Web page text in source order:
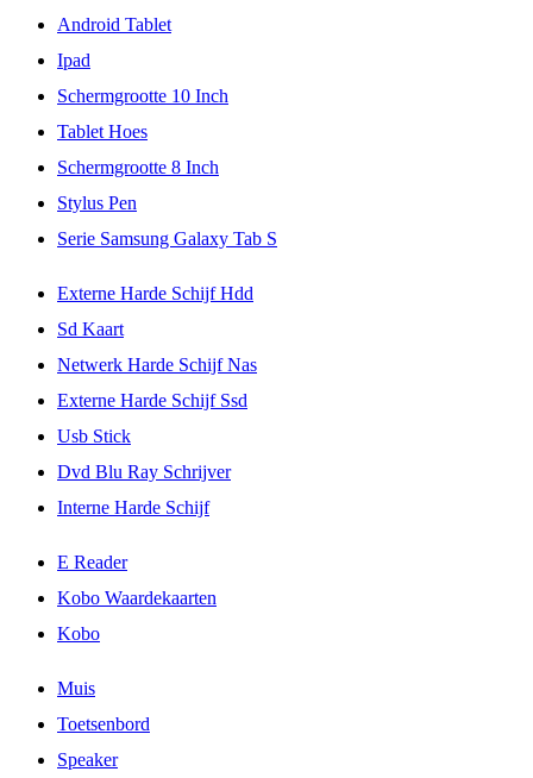
Android Tablet
Ipad
Schermgrootte 10 Inch
Tablet Hoes
Schermgrootte 8 Inch
Stylus Pen
Serie Samsung Galaxy Tab S
Externe Harde Schijf Hdd
Sd Kaart
Netwerk Harde Schijf Nas
Externe Harde Schijf Ssd
Usb Stick
Dvd Blu Ray Schrijver
Interne Harde Schijf
E Reader
Kobo Waardekaarten
Kobo
Muis
Toetsenbord
Speaker